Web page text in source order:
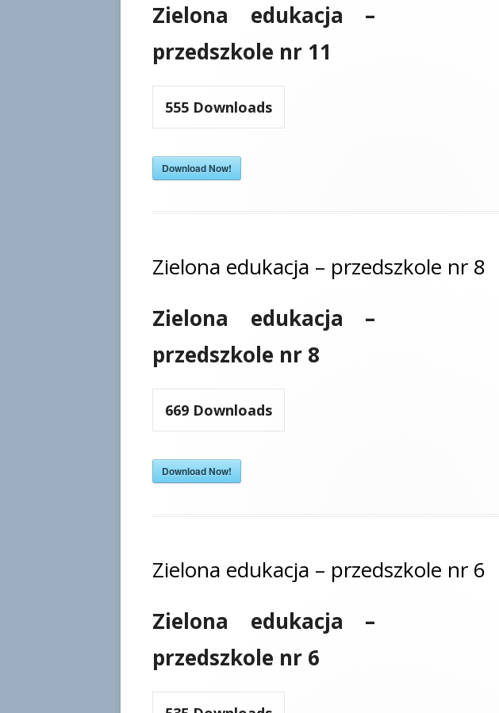
Zielona edukacja –
przedszkole nr 11
555 Downloads
Download Now!
Zielona edukacja – przedszkole nr 8
Zielona edukacja –
przedszkole nr 8
669 Downloads
Download Now!
Zielona edukacja – przedszkole nr 6
Zielona edukacja –
przedszkole nr 6